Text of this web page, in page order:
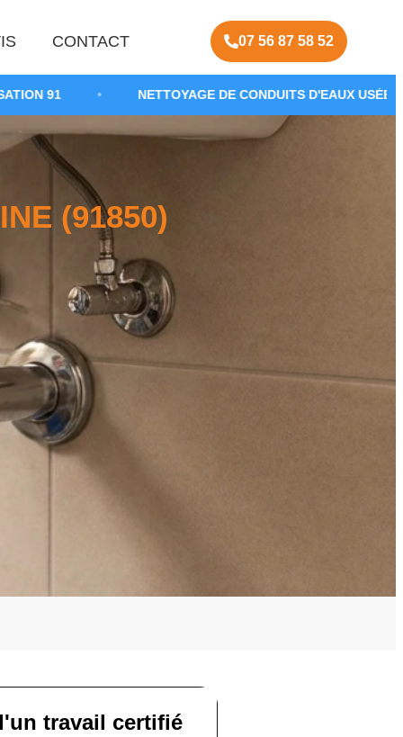
CONTACT 07 56 87 58 52
NETTOYAGE DE CONDUITS D'EAUX USÉES •
(91850)
travail certifié